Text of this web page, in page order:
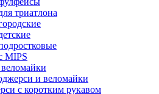
триатлона
MIPS
и веломайки
с коротким рукавом